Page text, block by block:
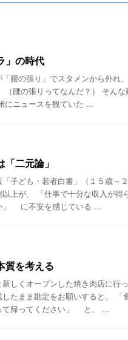
」の時代
「腰の張り」でスタメンから外れ
（腰の張りってなんだ？） そん
にニュースを観ていた ...
二元論」
子ども・若者白書」（１５歳
以上が、 「仕事で十分な収入が得
」 に不安を感じている ...
質を考える
しくオープンした焼き肉店に
したまま勘定をお願いすると、
て帰ってください」 と、 ...